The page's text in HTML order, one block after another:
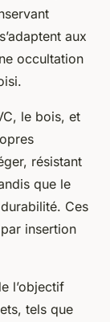
aux
occultation
le bois, et
résistant
que le
Ces
insertion
l’objectif
tels que